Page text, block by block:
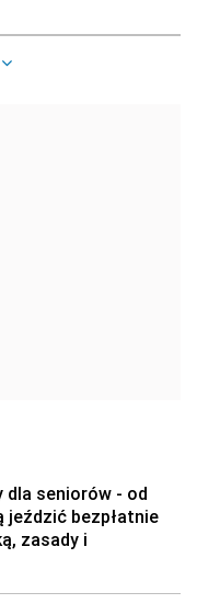
dla seniorów - od
jeździć bezpłatnie
zasady i